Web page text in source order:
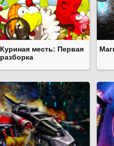
Куриная месть: Первая
разборка